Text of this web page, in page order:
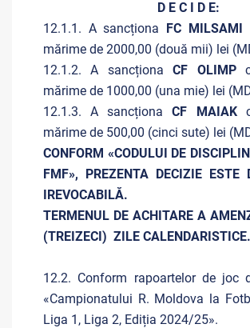
D E C I D E:
12.1.1. A sancționa FC MILSAMI
mărime de 2000,00 (două mii) lei
12.1.2. A sancționaCF OLIMP
mărime de 1000,00 (una mie) lei
12.1.3. A sancționaCF MAIAK
mărime de 500,00 (cinci sute) lei
CONFORM «CODULUI DE
FMF», PREZENTA DECIZIE ESTE
IREVOCABILĂ.
TERMENUL DE ACHITARE A
(TREIZECI) ZILE CALENDARISTICE.
12.2. Conform rapoartelor de joc
«Campionatului R. Moldova la
Liga 1, Liga 2, Ediția 2024/25».